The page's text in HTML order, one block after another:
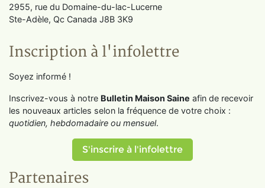
2955, rue du Domaine-du-lac-Lucerne
Ste-Adèle, Qc Canada J8B 3K9
Inscription à l'infolettre
Soyez informé !
Inscrivez-vous à notre Bulletin Maison Saine afin de recevoir
les nouveaux articles selon la fréquence de votre choix :
quotidien, hebdomadaire ou mensuel.
S'inscrire à l'infolettre
Partenaires